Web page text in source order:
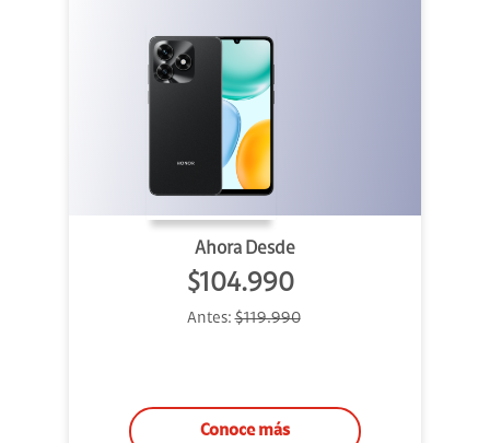
Ahora Desde
$104.990
Antes:$119.990
Conoce más